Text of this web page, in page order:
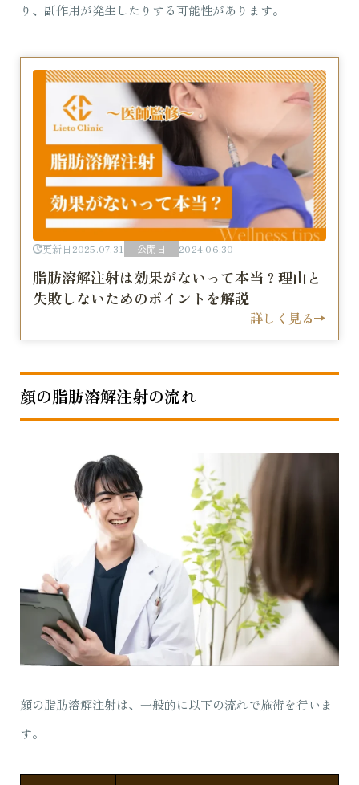
り、副作用が発生したりする可能性があります。
更新日 2025.07.31 公開日 2024.06.30
脂肪溶解注射は効果がないって本当？理由と
失敗しないためのポイントを解説
詳しく見る
顔の脂肪溶解注射の流れ
顔の脂肪溶解注射は、一般的に以下の流れで施術を行いま
す。